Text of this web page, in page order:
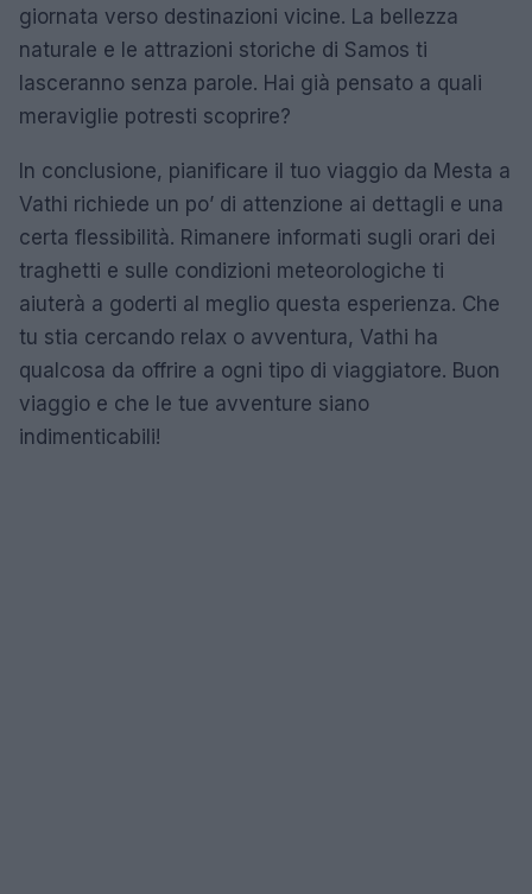
giornata verso destinazioni vicine. La bellezza
naturale e le attrazioni storiche di Samos ti
lasceranno senza parole. Hai già pensato a quali
meraviglie potresti scoprire?
In conclusione, pianificare il tuo viaggio da Mesta a
Vathi richiede un po’ di attenzione ai dettagli e una
certa flessibilità. Rimanere informati sugli orari dei
traghetti e sulle condizioni meteorologiche ti
aiuterà a goderti al meglio questa esperienza. Che
tu stia cercando relax o avventura, Vathi ha
qualcosa da offrire a ogni tipo di viaggiatore. Buon
viaggio e che le tue avventure siano
indimenticabili!